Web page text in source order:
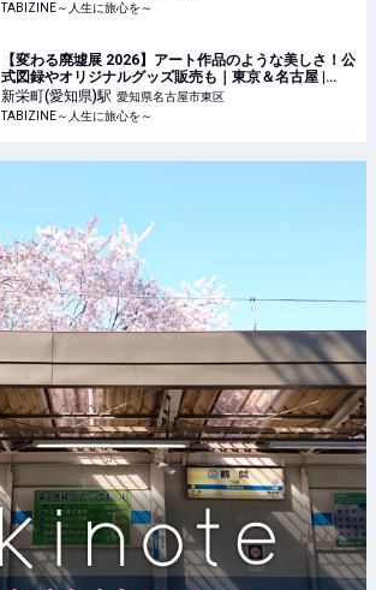
TABIZINE～人生に旅心を～
【変わる廃墟展 2026】アート作品のような美しさ！公
式図録やオリジナルグッズ販売も｜東京＆名古屋 |
TABIZINE～人生に旅心を～
新栄町(愛知県)駅 愛知県名古屋市東区
TABIZINE～人生に旅心を～